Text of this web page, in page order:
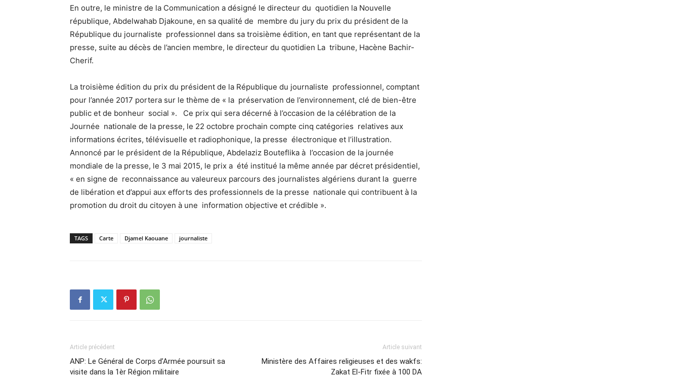
En outre, le ministre de la Communication a désigné le directeur du quotidien la Nouvelle
république, Abdelwahab Djakoune, en sa qualité de membre du jury du prix du président de la
République du journaliste professionnel dans sa troisième édition, en tant que représentant de la
presse, suite au décès de l’ancien membre, le directeur du quotidien La tribune, Hacène Bachir-
Cherif.
La troisième édition du prix du président de la République du journaliste professionnel, comptant
pour l’année 2017 portera sur le thème de « la préservation de l’environnement, clé de bien-être
public et de bonheur social ». Ce prix qui sera décerné à l’occasion de la célébration de la
Journée nationale de la presse, le 22 octobre prochain compte cinq catégories relatives aux
informations écrites, télévisuelle et radiophonique, la presse électronique et l’illustration.
Annoncé par le président de la République, Abdelaziz Bouteflika à l’occasion de la journée
mondiale de la presse, le 3 mai 2015, le prix a été institué la même année par décret présidentiel,
« en signe de reconnaissance au valeureux parcours des journalistes algériens durant la guerre
de libération et d’appui aux efforts des professionnels de la presse nationale qui contribuent à la
promotion du droit du citoyen à une information objective et crédible ».
TAGS Carte Djamel Kaouane journaliste
Article précédent
ANP: Le Général de Corps d’Armée poursuit sa
visite dans la 1èr Région militaire
Article suivant
Ministère des Affaires religieuses et des wakfs:
Zakat El-Fitr fixée à 100 DA